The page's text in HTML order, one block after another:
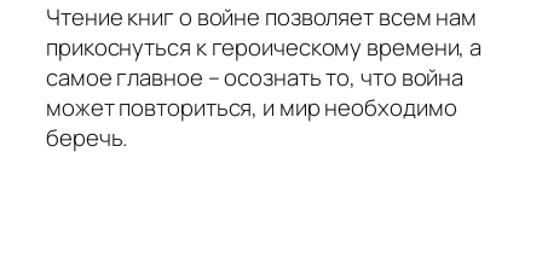
Чтение книг о войне позволяет всем нам
прикоснуться к героическому времени, а
самое главное – осознать то, что война
может повториться, и мир необходимо
беречь.